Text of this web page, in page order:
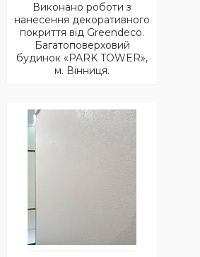
Виконано роботи з
нанесення декоративного
покриття від Greendeco.
Багатоповерховий
будинок «PARK TOWER»,
м. Вінниця.